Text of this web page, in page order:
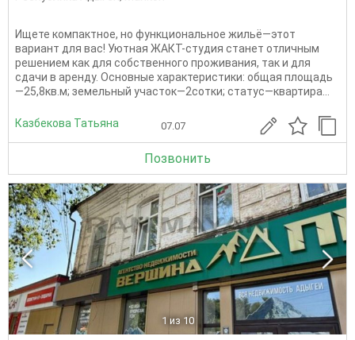
Ищете компактное, но функциональное жильё—этот
вариант для вас! Уютная ЖАКТ-студия станет отличным
решением как для собственного проживания, так и для
сдачи в аренду. Основные характеристики: общая площадь
—25,8кв.м; земельный участок—2сотки; статус—квартира...
Казбекова Татьяна 07.07
Позвонить
1 из 10